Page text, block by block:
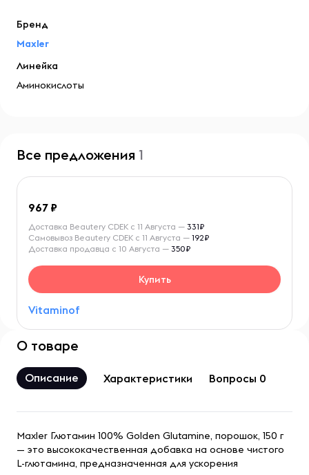
Бренд
Maxler
Линейка
Аминокислоты
Все предложения 1
967
Vitaminof
Доставка Beautery CDEK с 11 Августа — 331₽
Самовывоз Beautery CDEK с 11 Августа — 192₽
Доставка продавца с 10 Августа — 350₽
Купить
О товаре
Описание Характеристики Вопросы 0
Maxler Глютамин 100% Golden Glutamine, порошок, 150 г
— это высококачественная добавка на основе чистого
L-глютамина, предназначенная для ускорения